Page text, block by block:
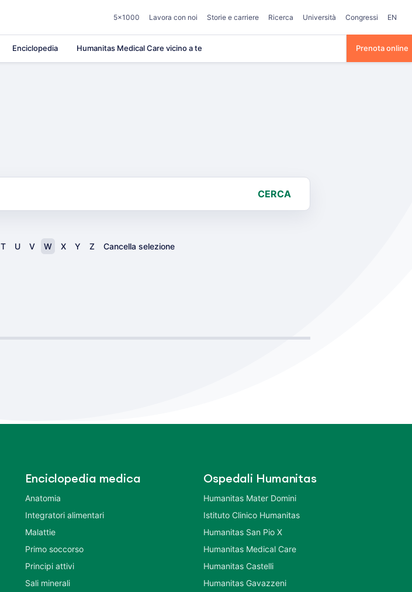
5×1000 Lavora con noi Storie e carriere Ricerca Università Congressi EN
Enciclopedia Humanitas Medical Care vicino a te Prenota online
CERCA
T U V W X Y Z Cancella selezione
Enciclopedia medica
Anatomia
Integratori alimentari
Malattie
Primo soccorso
Principi attivi
Sali minerali
Ospedali Humanitas
Humanitas Mater Domini
Istituto Clinico Humanitas
Humanitas San Pio X
Humanitas Medical Care
Humanitas Castelli
Humanitas Gavazzeni